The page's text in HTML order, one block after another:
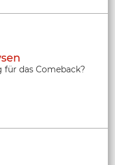
für das Comeback?